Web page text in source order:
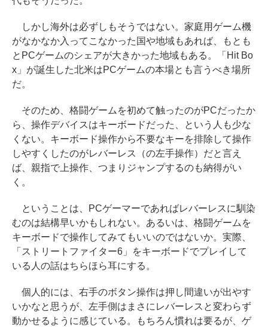
しかし海外は必ずしもそうではない。家庭用ゲーム機
がなかなか入ってこなかった国や地域もあれば、もとも
とPCゲームのシェアが大きかった地域もある。「Hit Bo
x」が誕生した北米はPCゲームの本場とも言うべき場所
だ。
そのため、格闘ゲームを初めて触ったのがPCだったか
ら、操作デバイスはキーボードだった、という人も少な
くない。キーボード操作から不要なキーを排除して操作
しやすくしたのがレバーレス（の左手操作）だと言え
ば、親指で上操作、つまりジャンプするのも納得がい
く。
ということは、PCゲーマーであればレバーレスに馴染
むのは結構早いかもしれない。あるいは、格闘ゲームを
キーボードで操作してみてもいいのではないか。実際、
「ストリートファイター6」をキーボードでプレイして
いる人の話はちらほら耳にする。
個人的には、右手のボタン操作は押し間違いが出やす
いかなと思うが、左手側はまさにレバーレスと変わらず
動かせるように感じている。もちろん慣れは要るが、ゲ